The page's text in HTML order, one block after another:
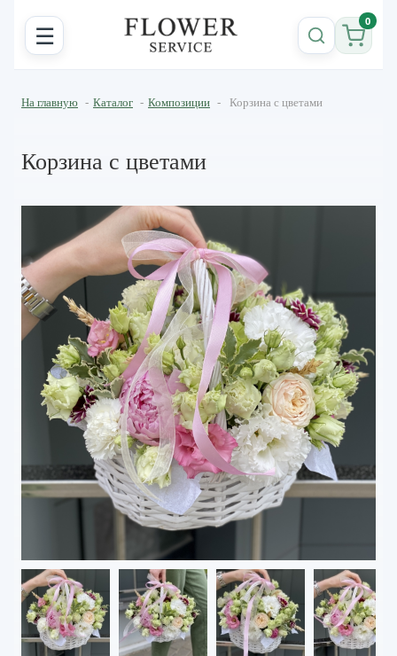
☰ 0
На главную - Каталог - Композиции - Корзина с цветами
Корзина с цветами